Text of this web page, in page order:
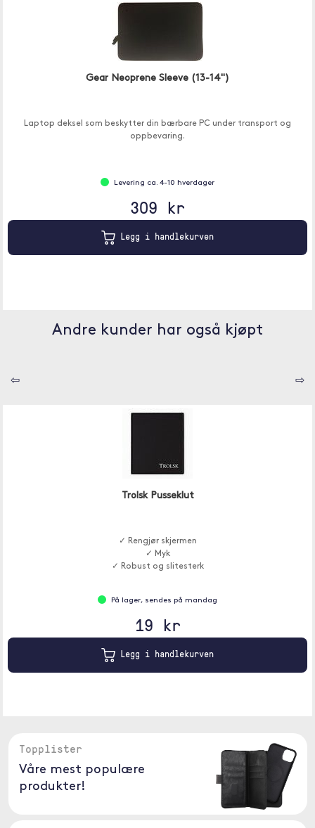
Gear Neoprene Sleeve (13-14")
Laptop deksel som beskytter din bærbare PC under transport og
oppbevaring.
Levering ca. 4-10 hverdager
309 kr
Legg i handlekurven
Andre kunder har også kjøpt
⇦ ⇨
Trolsk Pusseklut
✓ Rengjør skjermen
✓ Myk
✓ Robust og slitesterk
På lager, sendes på mandag
19 kr
Legg i handlekurven
Topplister
Våre mest populære
produkter!